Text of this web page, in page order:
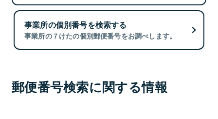
事業所の個別番号を検索する
事業所の７けたの個別郵便番号をお調べします。
郵便番号検索に関する情報